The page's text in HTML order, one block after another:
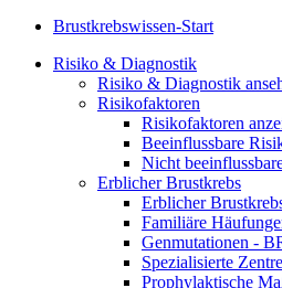
Brustkrebswissen-Start
Risiko & Diagnostik
Risiko & Diagnostik
Risikofaktoren
Risikofaktoren
Beeinflussbare
Nicht
Erblicher Brustkrebs
Erblicher
Familiäre
Genmutationen -
Spezialisierte
Prophylaktische